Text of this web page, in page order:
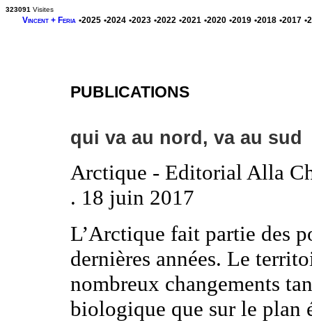
PUBLICATIONS
qui va au nord, va au sud
Arctique - Editorial Alla
. 18 juin 2017
L’Arctique fait partie des
dernières années. Le
nombreux changements
biologique que sur le plan
323091 Visites
Vincent + Feria •2025 •2024 •2023 •2022 •2021 •2020 •2019 •2018 •2017